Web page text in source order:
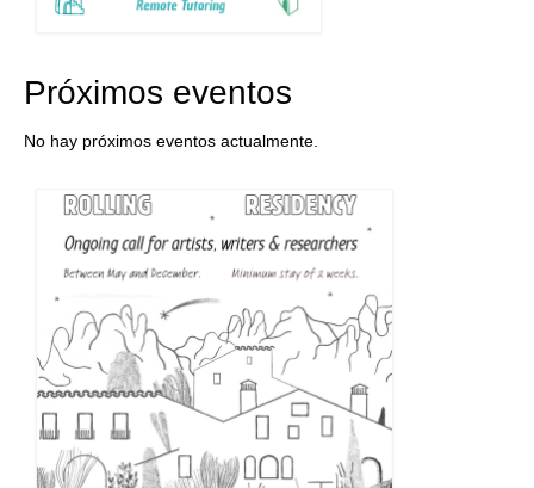
Próximos eventos
No hay próximos eventos actualmente.